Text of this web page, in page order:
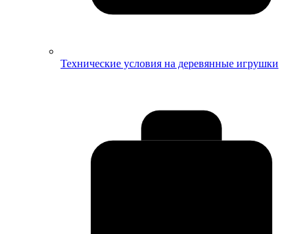
Технические условия на деревянные игрушки